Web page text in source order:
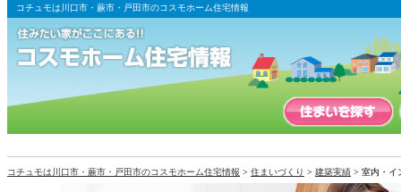
コチュモは川口市・蕨市・戸田市のコスモホーム住宅情報
コチュモは川口市・蕨市・戸田市のコスモホーム住宅情報 > 住まいづくり > 建築実績 > 室内・イ